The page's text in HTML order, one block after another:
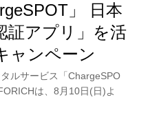
」 日本
証アプリ」を活
ャンペーン
ルサービス「ChargeSPO
は、8月10日(日)よ